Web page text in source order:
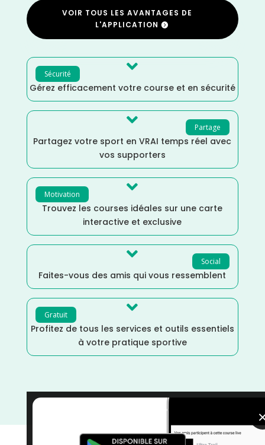
VOIR TOUS LES AVANTAGES DE
L'APPLICATION
Sécurité 
Gérez efficacement votre course et en sécurité
Partage

Partagez votre sport en VRAI temps réel avec
vos supporters
Motivation 
Trouvez les courses idéales sur une carte
interactive et exclusive
Social

Faites-vous des amis qui vous ressemblent
Gratuit 
Profitez de tous les services et outils essentiels
à votre pratique sportive